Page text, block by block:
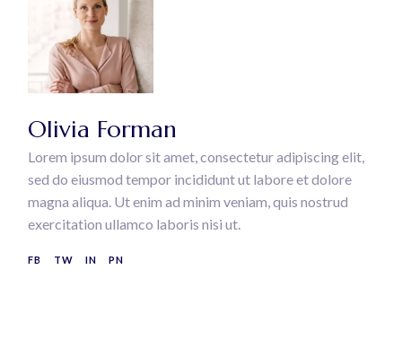
Olivia Forman
Lorem ipsum dolor sit amet, consectetur adipiscing elit,
sed do eiusmod tempor incididunt ut labore et dolore
magna aliqua. Ut enim ad minim veniam, quis nostrud
exercitation ullamco laboris nisi ut.
FB TW IN PN